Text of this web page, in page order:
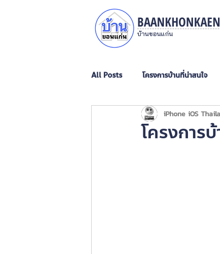
BAANKHONKAEN
บ้านขอนแก่น
All Posts โครงการบ้านที่น่าสนใจ
บ้านชั้นเดียว บ้านสองชั้น
โครงการ
iPhone iOS